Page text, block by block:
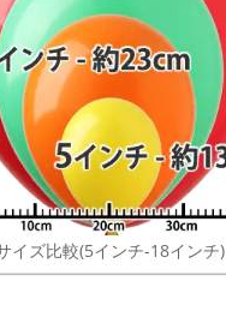
イズ比較(5インチ-18インチ)